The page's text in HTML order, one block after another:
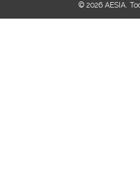
© 2026 AESIA.